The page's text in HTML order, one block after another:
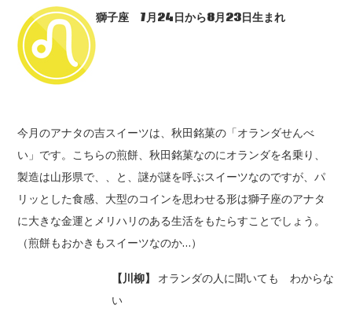
獅子座 7月24日から8月23日生まれ
今月のアナタの吉スイーツは、秋田銘菓の「オランダせんべ
い」です。こちらの煎餅、秋田銘菓なのにオランダを名乗り、
製造は山形県で、、と、謎が謎を呼ぶスイーツなのですが、パ
リッとした食感、大型のコインを思わせる形は獅子座のアナタ
に大きな金運とメリハリのある生活をもたらすことでしょう。
（煎餅もおかきもスイーツなのか…）
【川柳】
オランダの人に聞いても わからな
い